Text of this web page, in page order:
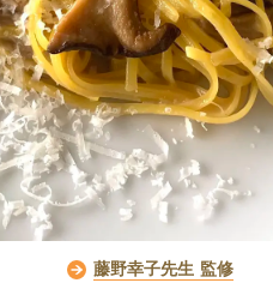
藤野幸子先生 監修